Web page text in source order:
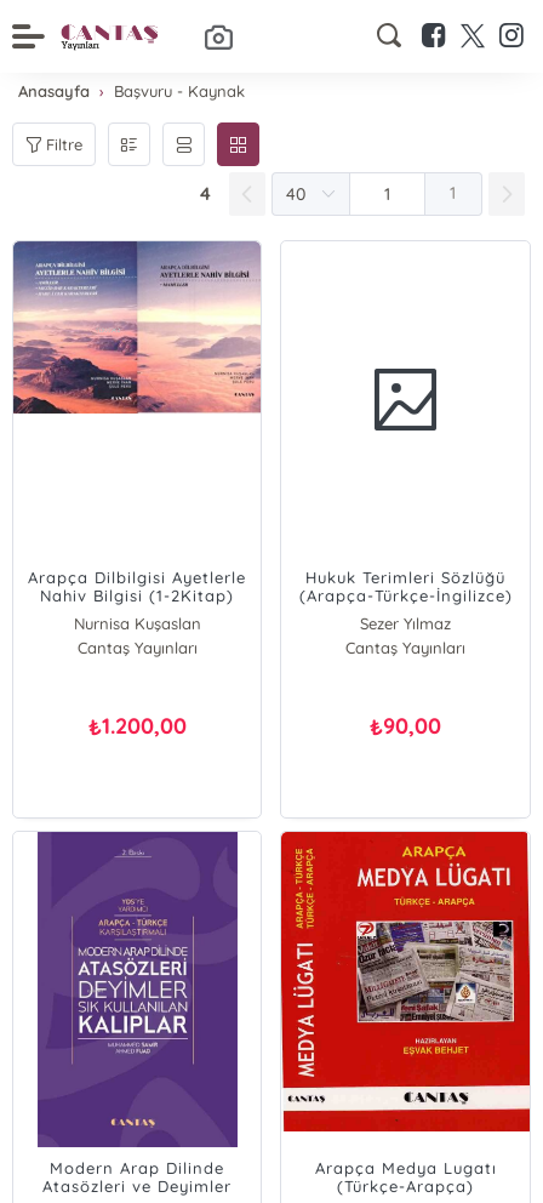
Anasayfa Başvuru - Kaynak
Filtre
4 1
Arapça Dilbilgisi Ayetlerle
Nahiv Bilgisi (1-2Kitap)
Nurnisa Kuşaslan
Merve İnan
Cantaş Yayınları
₺1.200,00
Hukuk Terimleri Sözlüğü
(Arapça-Türkçe-İngilizce)
Sezer Yılmaz
Cantaş Yayınları
₺90,00
Modern Arap Dilinde
Atasözleri ve Deyimler
Arapça Medya Lugatı
(Türkçe-Arapça)